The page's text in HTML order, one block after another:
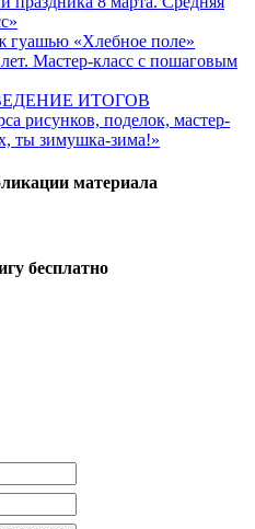
гуашью «Хлебное поле»
Мастер-класс с пошаговым
ИТОГОВ
рисунков, поделок, мастер-
ты зимушка-зима!»
материала
бесплатно